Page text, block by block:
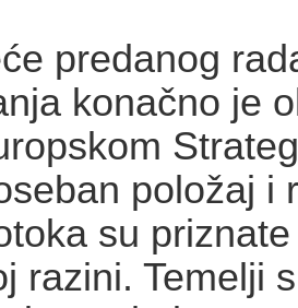
predanog
konačno je
položaj i
su
razini. Temelji